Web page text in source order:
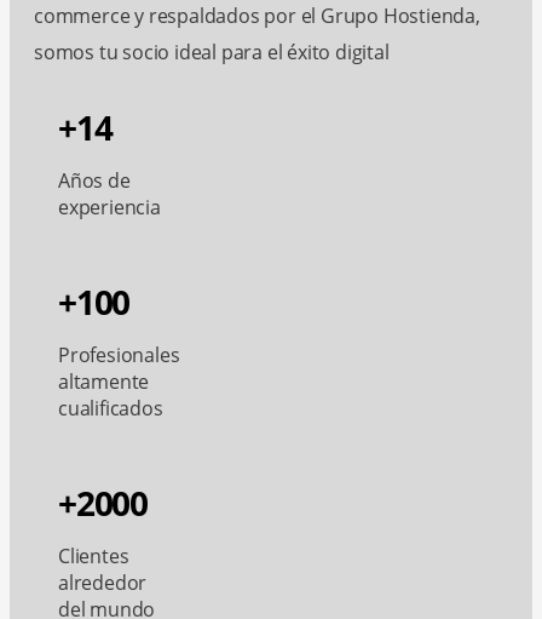
commerce y respaldados por el Grupo Hostienda,
somos tu socio ideal para el éxito digital
+14
Años de
experiencia
+100
Profesionales
altamente
cualificados
+2000
Clientes
alrededor
del mundo